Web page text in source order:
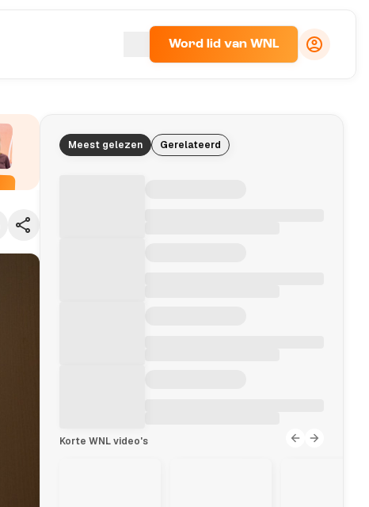
Word lid van WNL
Meest gelezen Gerelateerd
Korte WNL video's